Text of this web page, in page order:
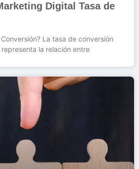
Digital Tasa de
La tasa de conversión
la relación entre